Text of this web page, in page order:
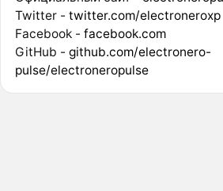
Twitter - twitter.com/electroneroxp
Facebook - facebook.com
GitHub - github.com/electronero-
pulse/electroneropulse